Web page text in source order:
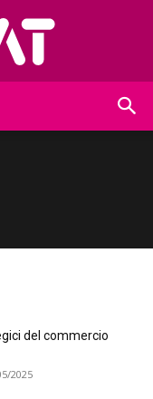
del commercio
2025